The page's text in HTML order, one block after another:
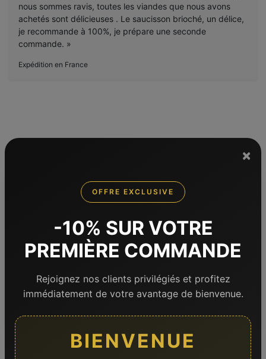
nous sommes ravis, toutes les viandes que nous avons
achetés sont délicieuses . Le saucisson brioché, un délice,
je recommande à 100%, je prépare une seconde
commande. »
Expédition en France
Note globale
4.9/5
Voir tous les avis
×
OFFRE EXCLUSIVE
-10% SUR VOTRE
PREMIÈRE COMMANDE
Rejoignez nos clients privilégiés et profitez
immédiatement de votre avantage de bienvenue.
BIENVENUE